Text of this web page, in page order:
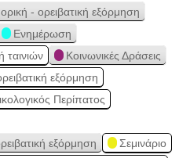
- ορειβατική εξόρμηση
Ενημέρωση
Κοινωνικές Δράσεις
εξόρμηση
Περίπατος
εξόρμηση
Σεμινάριο